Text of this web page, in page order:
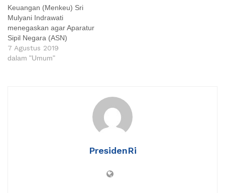
Keuangan (Menkeu) Sri
Mulyani Indrawati
menegaskan agar Aparatur
Sipil Negara (ASN)
umumnya dan Kementerian
Pekerjaan Umum dan
pembangunan infrastruktur.
Strategi ini diperlukan agar
7 Agustus 2019
dalam "Umum"
PresidenRi